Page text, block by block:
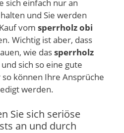
sich einfach nur an
und Sie werden
vom sperrholz obi
Wichtig ist aber, dass
wie dassperrholz
sich so eine gute
können Ihre Ansprüche
werden.
Sie sich seriöse
an und durch